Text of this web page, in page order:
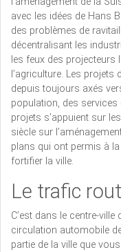
avec les idées de Hans
des problèmes de
décentralisant les
les feux des projecteurs
l’agriculture. Les projets
depuis toujours axés
population, des services
projets s’appuient sur
siècle sur
plans qui ont permis à
fortifier la ville.
Le trafic
C’est dans le centre-ville
circulation automobile
partie de la ville que